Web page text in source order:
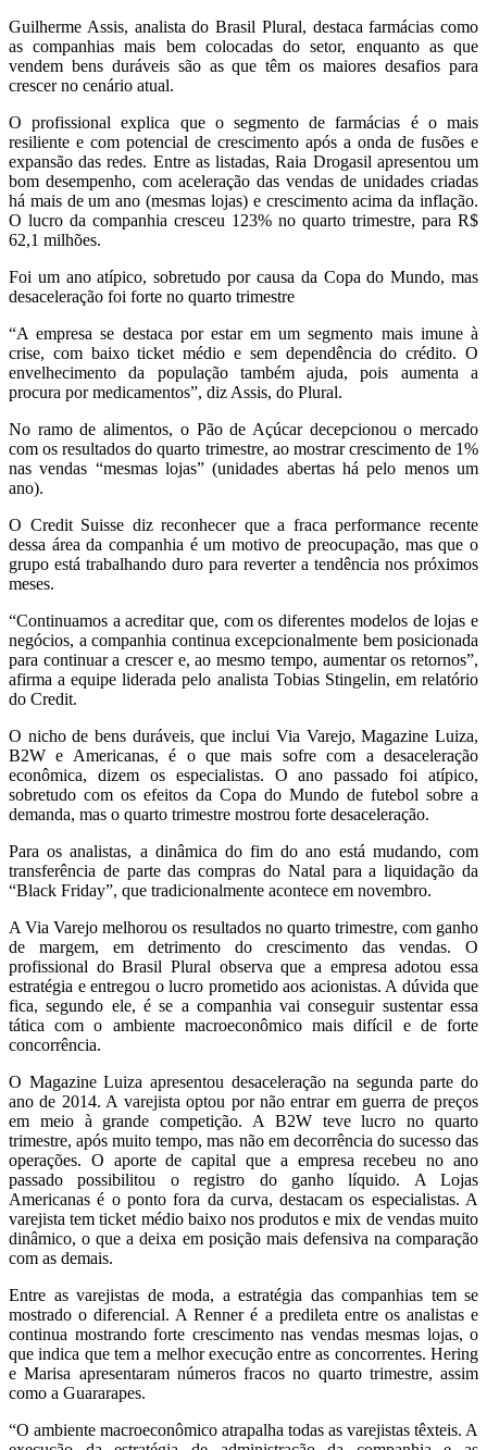
Guilherme Assis, analista do Brasil Plural, destaca farmácias como
as companhias mais bem colocadas do setor, enquanto as que
vendem bens duráveis são as que têm os maiores desafios para
crescer no cenário atual.
O profissional explica que o segmento de farmácias é o mais
resiliente e com potencial de crescimento após a onda de fusões e
expansão das redes. Entre as listadas, Raia Drogasil apresentou um
bom desempenho, com aceleração das vendas de unidades criadas
há mais de um ano (mesmas lojas) e crescimento acima da inflação.
O lucro da companhia cresceu 123% no quarto trimestre, para R$
62,1 milhões.
Foi um ano atípico, sobretudo por causa da Copa do Mundo, mas
desaceleração foi forte no quarto trimestre
“A empresa se destaca por estar em um segmento mais imune à
crise, com baixo ticket médio e sem dependência do crédito. O
envelhecimento da população também ajuda, pois aumenta a
procura por medicamentos”, diz Assis, do Plural.
No ramo de alimentos, o Pão de Açúcar decepcionou o mercado
com os resultados do quarto trimestre, ao mostrar crescimento de 1%
nas vendas “mesmas lojas” (unidades abertas há pelo menos um
ano).
O Credit Suisse diz reconhecer que a fraca performance recente
dessa área da companhia é um motivo de preocupação, mas que o
grupo está trabalhando duro para reverter a tendência nos próximos
meses.
“Continuamos a acreditar que, com os diferentes modelos de lojas e
negócios, a companhia continua excepcionalmente bem posicionada
para continuar a crescer e, ao mesmo tempo, aumentar os retornos”,
afirma a equipe liderada pelo analista Tobias Stingelin, em relatório
do Credit.
O nicho de bens duráveis, que inclui Via Varejo, Magazine Luiza,
B2W e Americanas, é o que mais sofre com a desaceleração
econômica, dizem os especialistas. O ano passado foi atípico,
sobretudo com os efeitos da Copa do Mundo de futebol sobre a
demanda, mas o quarto trimestre mostrou forte desaceleração.
Para os analistas, a dinâmica do fim do ano está mudando, com
transferência de parte das compras do Natal para a liquidação da
“Black Friday”, que tradicionalmente acontece em novembro.
A Via Varejo melhorou os resultados no quarto trimestre, com ganho
de margem, em detrimento do crescimento das vendas. O
profissional do Brasil Plural observa que a empresa adotou essa
estratégia e entregou o lucro prometido aos acionistas. A dúvida que
fica, segundo ele, é se a companhia vai conseguir sustentar essa
tática com o ambiente macroeconômico mais difícil e de forte
concorrência.
O Magazine Luiza apresentou desaceleração na segunda parte do
ano de 2014. A varejista optou por não entrar em guerra de preços
em meio à grande competição. A B2W teve lucro no quarto
trimestre, após muito tempo, mas não em decorrência do sucesso das
operações. O aporte de capital que a empresa recebeu no ano
passado possibilitou o registro do ganho líquido. A Lojas
Americanas é o ponto fora da curva, destacam os especialistas. A
varejista tem ticket médio baixo nos produtos e mix de vendas muito
dinâmico, o que a deixa em posição mais defensiva na comparação
com as demais.
Entre as varejistas de moda, a estratégia das companhias tem se
mostrado o diferencial. A Renner é a predileta entre os analistas e
continua mostrando forte crescimento nas vendas mesmas lojas, o
que indica que tem a melhor execução entre as concorrentes. Hering
e Marisa apresentaram números fracos no quarto trimestre, assim
como a Guararapes.
“O ambiente macroeconômico atrapalha todas as varejistas têxteis. A